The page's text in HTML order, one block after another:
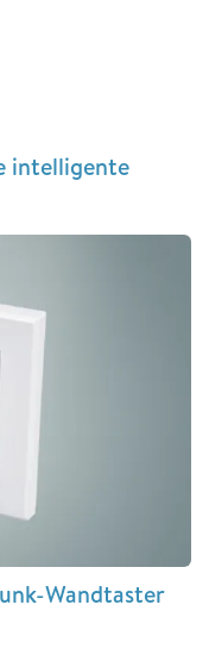
intelligente
Wandtaster